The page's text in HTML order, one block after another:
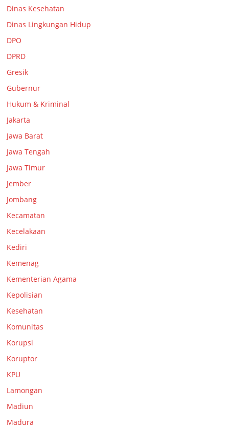
Dinas Kesehatan
Dinas Lingkungan Hidup
DPO
DPRD
Gresik
Gubernur
Hukum & Kriminal
Jakarta
Jawa Barat
Jawa Tengah
Jawa Timur
Jember
Jombang
Kecamatan
Kecelakaan
Kediri
Kemenag
Kementerian Agama
Kepolisian
Kesehatan
Komunitas
Korupsi
Koruptor
KPU
Lamongan
Madiun
Madura